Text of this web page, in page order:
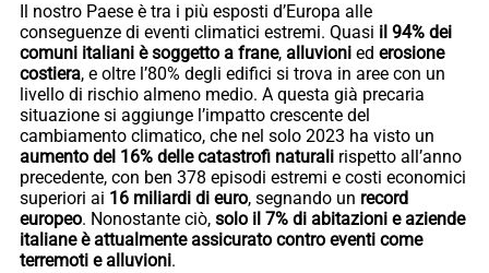
Il nostro Paese è tra i più esposti d’Europa alle
conseguenze di eventi climatici estremi. Quasi il 94% dei
comuni italiani è soggetto a frane, alluvioni ed erosione
costiera, e oltre l’80% degli edifici si trova in aree con un
livello di rischio almeno medio. A questa già precaria
situazione si aggiunge l’impatto crescente del
cambiamento climatico, che nel solo 2023 ha visto un
aumento del 16% delle catastrofi naturali rispetto all’anno
precedente, con ben 378 episodi estremi e costi economici
superiori ai 16 miliardi di euro, segnando un record
europeo. Nonostante ciò, solo il 7% di abitazioni e aziende
italiane è attualmente assicurato contro eventi come
terremoti e alluvioni.